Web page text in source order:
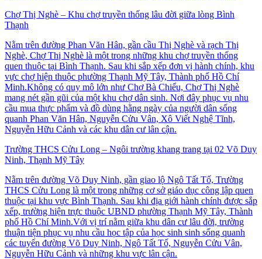
Chợ Thị Nghè – Khu chợ truyền thống lâu đời giữa lòng Bình
Thạnh
Nằm trên đường Phan Văn Hân, gần cầu Thị Nghè và rạch Thị
Nghè, Chợ Thị Nghè là một trong những khu chợ truyền thống
quen thuộc tại Bình Thạnh. Sau khi sắp xếp đơn vị hành chính, khu
vực chợ hiện thuộc phường Thạnh Mỹ Tây, Thành phố Hồ Chí
Minh.Không có quy mô lớn như Chợ Bà Chiểu, Chợ Thị Nghè
mang nét gần gũi của một khu chợ dân sinh. Nơi đây phục vụ nhu
cầu mua thực phẩm và đồ dùng hằng ngày của người dân sống
quanh Phan Văn Hân, Nguyễn Cửu Vân, Xô Viết Nghệ Tĩnh,
Nguyễn Hữu Cảnh và các khu dân cư lân cận.
Trường THCS Cửu Long – Ngôi trường khang trang tại 02 Võ Duy
Ninh, Thạnh Mỹ Tây
Nằm trên đường Võ Duy Ninh, gần giao lộ Ngô Tất Tố, Trường
THCS Cửu Long là một trong những cơ sở giáo dục công lập quen
thuộc tại khu vực Bình Thạnh. Sau khi địa giới hành chính được sắp
xếp, trường hiện trực thuộc UBND phường Thạnh Mỹ Tây, Thành
phố Hồ Chí Minh.Với vị trí nằm giữa khu dân cư lâu đời, trường
thuận tiện phục vụ nhu cầu học tập của học sinh sinh sống quanh
các tuyến đường Võ Duy Ninh, Ngô Tất Tố, Nguyễn Cửu Vân,
Nguyễn Hữu Cảnh và những khu vực lân cận.